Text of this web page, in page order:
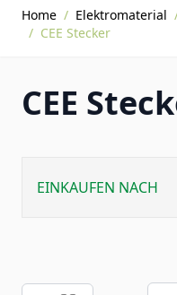
Home / Elektromaterial
/ CEE Stecker
CEE
EINKAUFEN NACH